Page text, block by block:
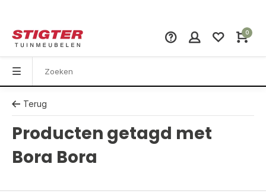
0
Terug
Producten getagd met
Bora Bora